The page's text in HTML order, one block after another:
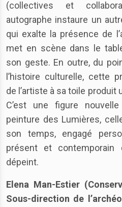
(collectives et
autographe instaure un
qui exalte la présence de
met en scène dans le
son geste. En outre, du
l’histoire culturelle, cette
de l’artiste à sa toile
C’est une figure
peinture des Lumières,
son temps, engagé
présent et contemporain
dépeint.
Elena Man-Estier
Sous-direction de